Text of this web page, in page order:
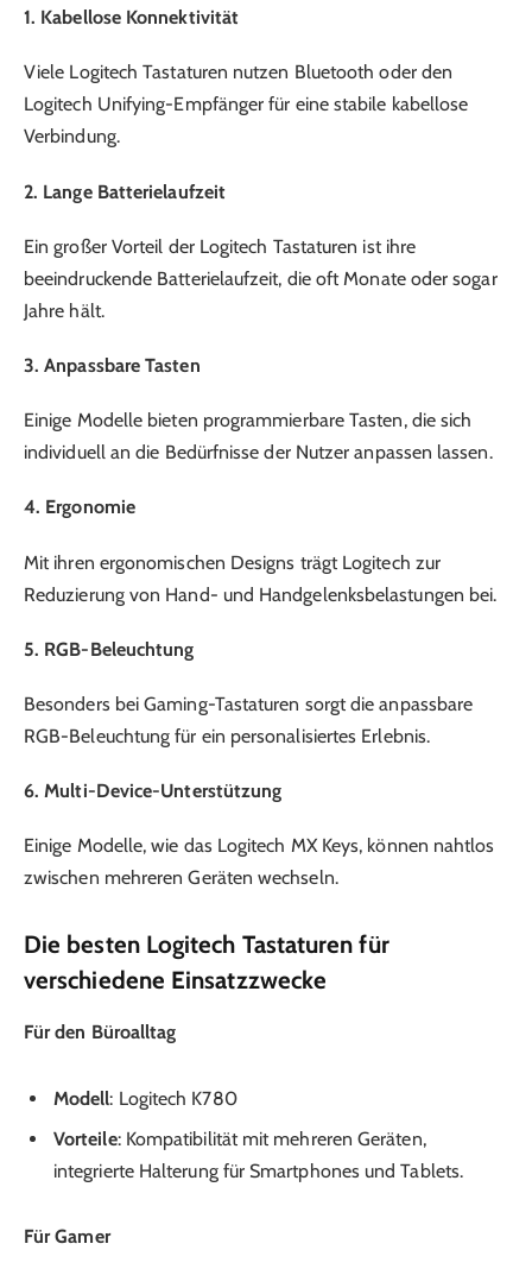
1. Kabellose Konnektivität
Viele Logitech Tastaturen nutzen Bluetooth oder den
Logitech Unifying-Empfänger für eine stabile kabellose
Verbindung.
2. Lange Batterielaufzeit
Ein großer Vorteil der Logitech Tastaturen ist ihre
beeindruckende Batterielaufzeit, die oft Monate oder sogar
Jahre hält.
3. Anpassbare Tasten
Einige Modelle bieten programmierbare Tasten, die sich
individuell an die Bedürfnisse der Nutzer anpassen lassen.
4. Ergonomie
Mit ihren ergonomischen Designs trägt Logitech zur
Reduzierung von Hand- und Handgelenksbelastungen bei.
5. RGB-Beleuchtung
Besonders bei Gaming-Tastaturen sorgt die anpassbare
RGB-Beleuchtung für ein personalisiertes Erlebnis.
6. Multi-Device-Unterstützung
Einige Modelle, wie das Logitech MX Keys, können nahtlos
zwischen mehreren Geräten wechseln.
Die besten Logitech Tastaturen für
verschiedene Einsatzzwecke
Für den Büroalltag
Modell: Logitech K780
Vorteile: Kompatibilität mit mehreren Geräten,
integrierte Halterung für Smartphones und Tablets.
Für Gamer